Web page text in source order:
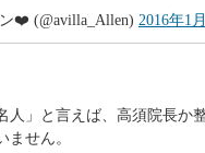
❤️ (@avilla_Allen) 2016年1
人」と言えば、高須院長か
ません。